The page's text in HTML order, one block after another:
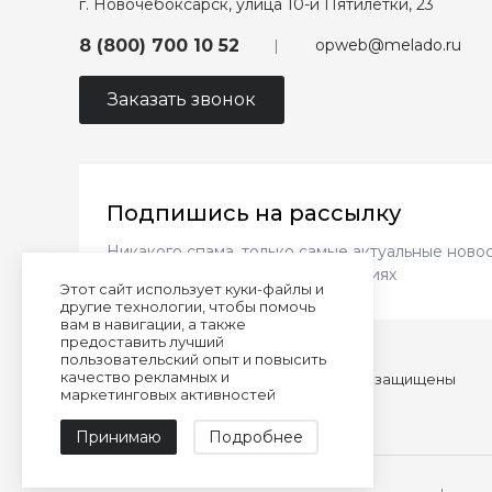
г. Новочебоксарск, улица 10-й Пятилетки, 23
8 (800) 700 10 52 opweb@melado.ru
Заказать звонок
Подпишись на рассылку
Никакого спама, только самые актуальные
новинках и выгодных предложениях
© 2026 almando melado, Все права защищены
Сделано командой
Этот сайт использует куки-файлы и
другие технологии, чтобы помочь
вам в навигации, а также
предоставить лучший
пользовательский опыт и повысить
качество рекламных и
маркетинговых активностей
Принимаю Подробнее